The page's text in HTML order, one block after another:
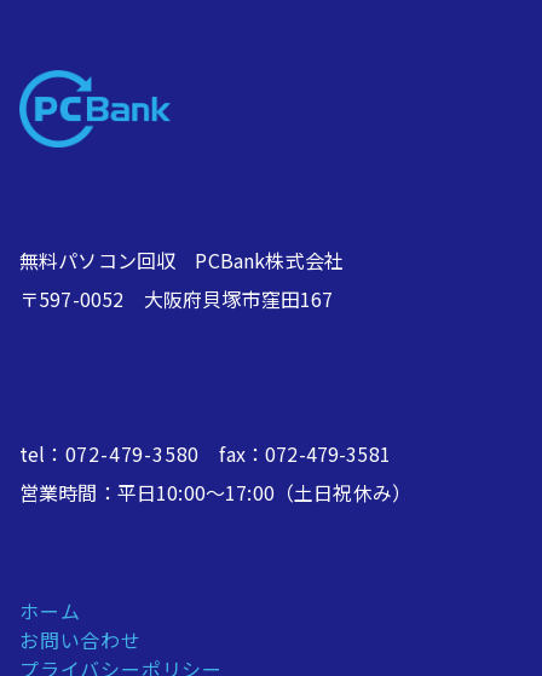
無料パソコン回収 PCBank株式会社
〒597-0052 大阪府貝塚市窪田167
tel： 072-479-3580 fax：072-479-3581
営業時間：平日10:00～17:00（土日祝休み）
ホーム
お問い合わせ
プライバシーポリシー